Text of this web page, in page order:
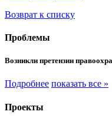
Возврат к списку
Проблемы
Возникли претензии
Подробнее показать все »
Проекты